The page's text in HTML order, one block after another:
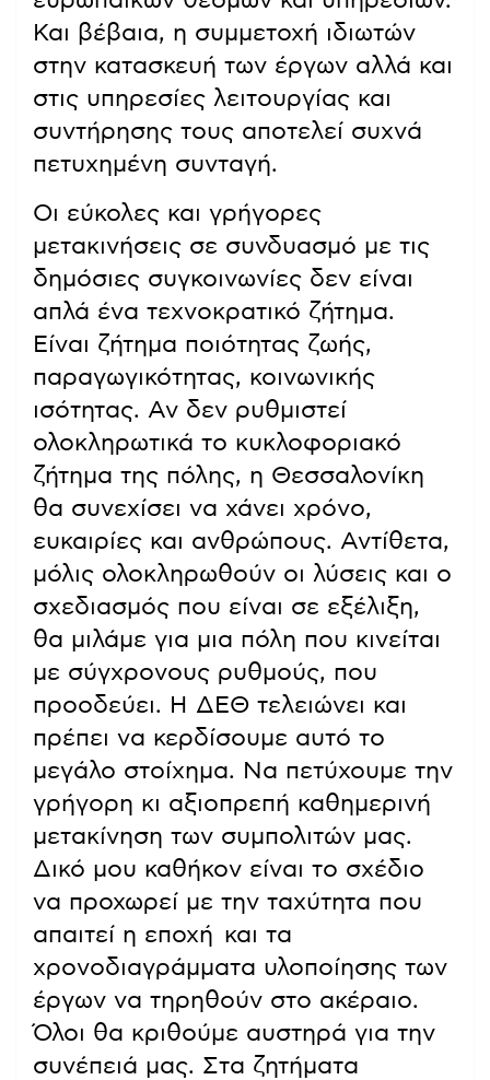
Και βέβαια, η συμμετοχή ιδιωτών
στην κατασκευή των έργων αλλά και
στις υπηρεσίες λειτουργίας και
συντήρησης τους αποτελεί συχνά
πετυχημένη συνταγή.
Οι εύκολες και γρήγορες
μετακινήσεις σε συνδυασμό με τις
δημόσιες συγκοινωνίες δεν είναι
απλά ένα τεχνοκρατικό ζήτημα.
Είναι ζήτημα ποιότητας ζωής,
παραγωγικότητας, κοινωνικής
ισότητας. Αν δεν ρυθμιστεί
ολοκληρωτικά το κυκλοφοριακό
ζήτημα της πόλης, η Θεσσαλονίκη
θα συνεχίσει να χάνει χρόνο,
ευκαιρίες και ανθρώπους. Αντίθετα,
μόλις ολοκληρωθούν οι λύσεις και ο
σχεδιασμός που είναι σε εξέλιξη,
θα μιλάμε για μια πόλη που κινείται
με σύγχρονους ρυθμούς, που
προοδεύει. Η ΔΕΘ τελειώνει και
πρέπει να κερδίσουμε αυτό το
μεγάλο στοίχημα. Να πετύχουμε την
γρήγορη κι αξιοπρεπή καθημερινή
μετακίνηση των συμπολιτών μας.
Δικό μου καθήκον είναι το σχέδιο
να προχωρεί με την ταχύτητα που
απαιτεί η εποχή και τα
χρονοδιαγράμματα υλοποίησης των
έργων να τηρηθούν στο ακέραιο.
Όλοι θα κριθούμε αυστηρά για την
συνέπειά μας. Στα ζητήματα